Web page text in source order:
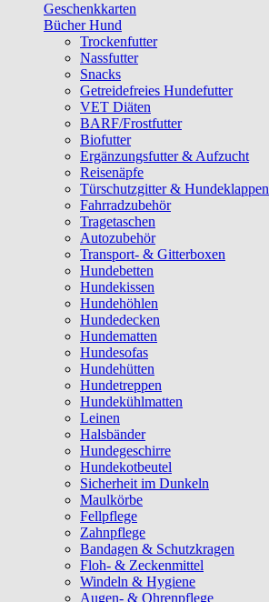
Geschenkkarten
Bücher Hund
Trockenfutter
Nassfutter
Snacks
Getreidefreies Hundefutter
VET Diäten
BARF/Frostfutter
Biofutter
Ergänzungsfutter & Aufzucht
Reisenäpfe
Türschutzgitter & Hundeklappen
Fahrradzubehör
Tragetaschen
Autozubehör
Transport- & Gitterboxen
Hundebetten
Hundekissen
Hundehöhlen
Hundedecken
Hundematten
Hundesofas
Hundehütten
Hundetreppen
Hundekühlmatten
Leinen
Halsbänder
Hundegeschirre
Hundekotbeutel
Sicherheit im Dunkeln
Maulkörbe
Fellpflege
Zahnpflege
Bandagen & Schutzkragen
Floh- & Zeckenmittel
Windeln & Hygiene
Augen- & Ohrenpflege